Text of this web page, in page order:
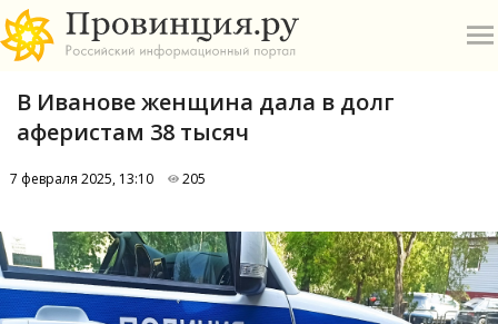
А
О
В Иванове женщина дала в долг
аферистам 38 тысяч
7 февраля 2025, 13:10 205